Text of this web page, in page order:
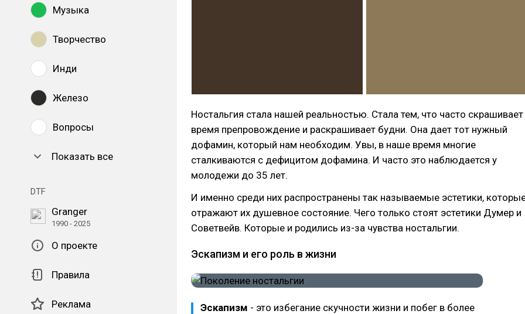
Музыка
Творчество
Инди
Железо
Вопросы
Показать все
DTF
Granger
1990 - 2025
О проекте
Правила
Реклама
Ностальгия стала нашей реальностью. Стала тем, что часто скрашивает
время препровождение и раскрашивает будни. Она дает тот нужный
дофамин, который нам необходим. Увы, в наше время многие
сталкиваются с дефицитом дофамина. И часто это наблюдается у
молодежи до 35 лет.
И именно среди них распространены так называемые эстетики,
отражают их душевное состояние. Чего только стоят эстетики Думер и
Советвейв. Которые и родились из-за чувства ностальгии.
Эскапизм и его роль в жизни
Эскапизм - это избегание скучности жизни и побег в более